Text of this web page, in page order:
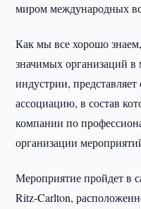
миром международных
Как мы все хорошо
значимых организаций
индустрии,
ассоциацию, в состав
компании по
организации
Мероприятие пройдет в
Ritz-Carlton,